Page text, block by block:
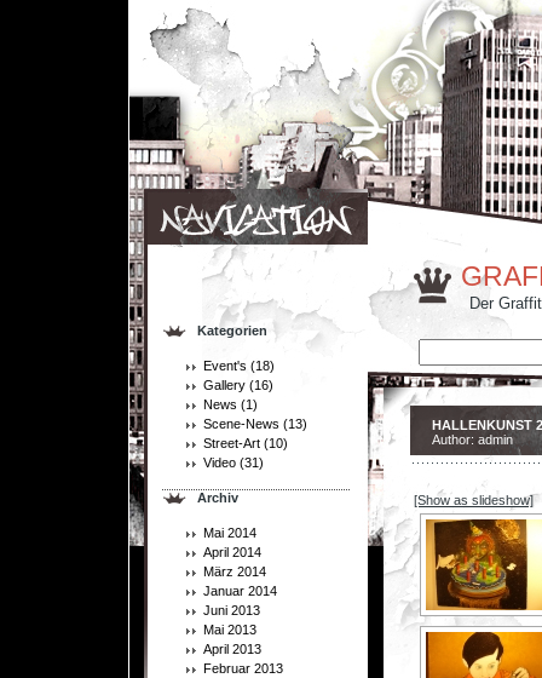
Kategorien
Event's (18)
Gallery (16)
News (1)
Scene-News (13)
Street-Art (10)
Video (31)
Archiv
Mai 2014
April 2014
März 2014
Januar 2014
Juni 2013
Mai 2013
April 2013
Februar 2013
Der
HALLENKUNST
Author: admin
[Show as slideshow]